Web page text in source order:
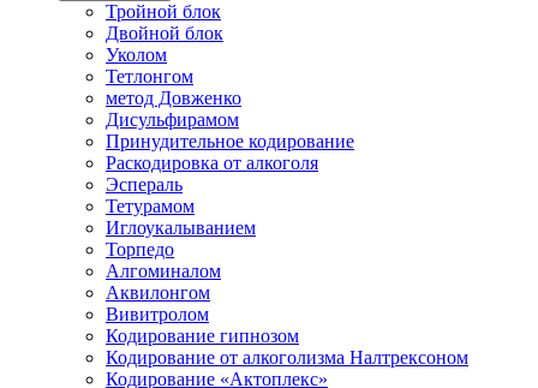
Тройной блок
Двойной блок
Уколом
Тетлонгом
метод Довженко
Дисульфирамом
Принудительное кодирование
Раскодировка от алкоголя
Эспераль
Тетурамом
Иглоукалыванием
Торпедо
Алгоминалом
Аквилонгом
Вивитролом
Кодирование гипнозом
Кодирование от алкоголизма Налтрексоном
Кодирование «Актоплекс»